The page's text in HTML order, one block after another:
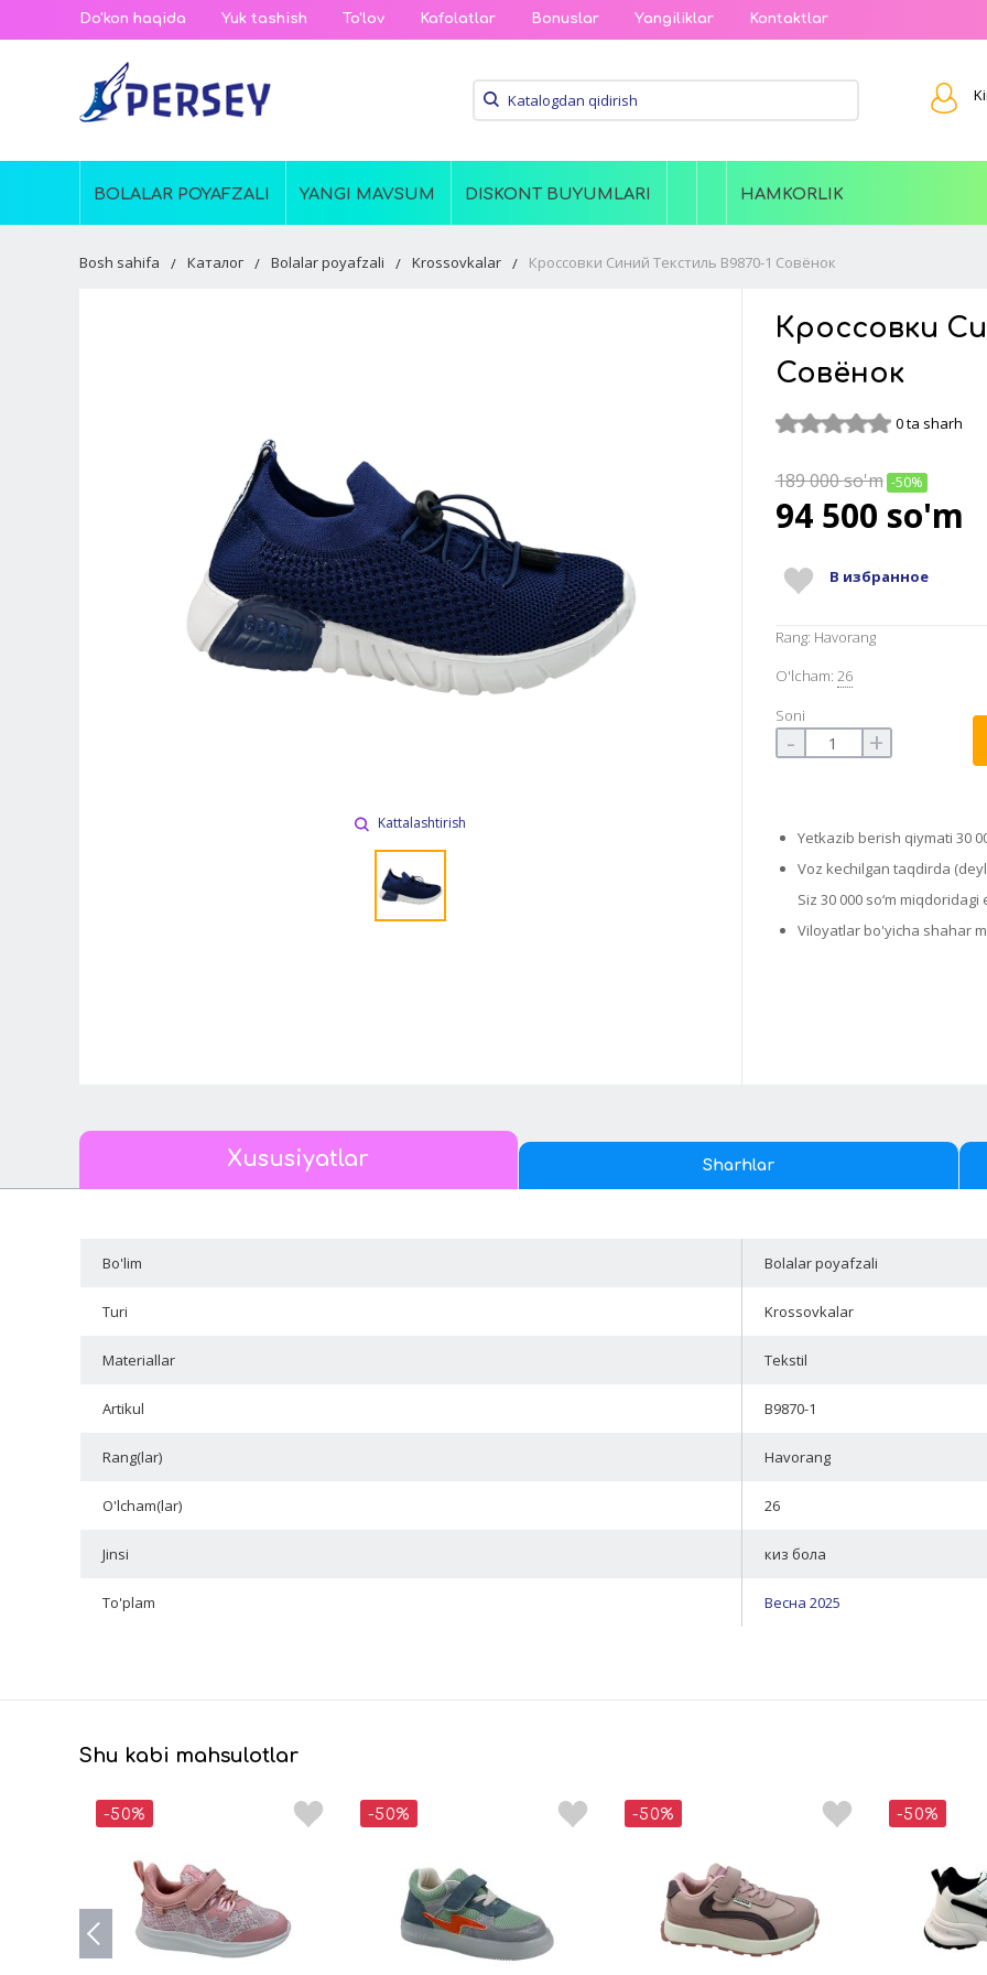
Do'kon haqida Yuk tashish To'lov Kafolatlar Bonuslar Yangiliklar Kontaktlar
BOLALAR POYAFZALI YANGI MAVSUM DISKONT BUYUMLARI HAMKORLIK
Bosh sahifa Каталог Bolalar poyafzali Krossovkalar Кроссовки Синий Текстиль B9870-1 Совёнок
Kattalashtirish
Кроссовки
Совёнок
0 ta sharh
189 000so'm -50%
94 500 so'm
В избранное
Rang: Havorang
O'lcham: 26
Soni
- +
Yetkazib berish qiymati 30
Voz kechilgan taqdirda
Siz 30 000 so‘m
Viloyatlar bo'yicha shahar
Xususiyatlar Sharhlar
Bo'lim Bolalar poyafzali
Turi Krossovkalar
Materiallar Tekstil
Artikul B9870-1
Rang(lar) Havorang
O'lcham(lar) 26
Jinsi киз бола
To'plam Весна 2025
Shu kabi mahsulotlar
-50% -50% -50% -50%